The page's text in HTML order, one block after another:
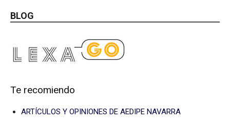
BLOG
Te recomiendo
ARTÍCULOS Y OPINIONES DE AEDIPE NAVARRA